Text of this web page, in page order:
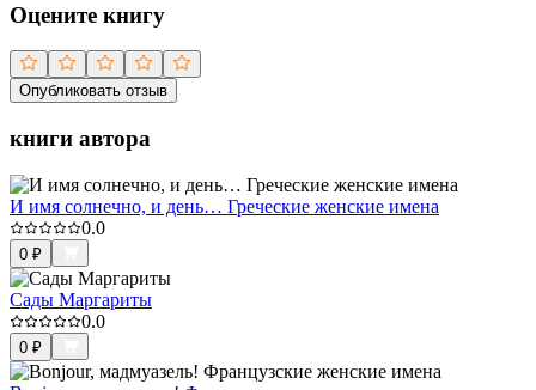
Оцените книгу
Опубликовать отзыв
книги автора
И имя солнечно, и день… Греческие женские имена
0.0
0 ₽
Сады Маргариты
0.0
0 ₽